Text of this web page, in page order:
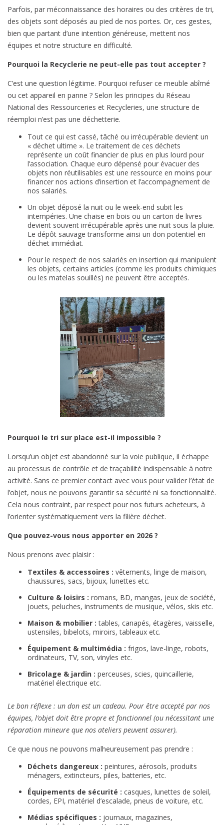
Parfois, par méconnaissance des horaires ou des critères de tri,
des objets sont déposés au pied de nos portes. Or, ces gestes,
bien que partant d’une intention généreuse, mettent nos
équipes et notre structure en difficulté.
Pourquoi la Recyclerie ne peut-elle pas tout accepter ?
C’est une question légitime. Pourquoi refuser ce meuble abîmé
ou cet appareil en panne ? Selon les principes du Réseau
National des Ressourceries et Recycleries, une structure de
réemploi n’est pas une déchetterie.
Tout ce qui est cassé, tâché ou irrécupérable devient un
« déchet ultime ». Le traitement de ces déchets
représente un coût financier de plus en plus lourd pour
l’association. Chaque euro dépensé pour évacuer des
objets non réutilisables est une ressource en moins pour
financer nos actions d’insertion et l’accompagnement de
nos salariés.
Un objet déposé la nuit ou le week-end subit les
intempéries. Une chaise en bois ou un carton de livres
devient souvent irrécupérable après une nuit sous la pluie.
Le dépôt sauvage transforme ainsi un don potentiel en
déchet immédiat.
Pour le respect de nos salariés en insertion qui manipulent
les objets, certains articles (comme les produits chimiques
ou les matelas souillés) ne peuvent être acceptés.
Pourquoi le tri sur place est-il impossible ?
Lorsqu’un objet est abandonné sur la voie publique, il échappe
au processus de contrôle et de traçabilité indispensable à notre
activité. Sans ce premier contact avec vous pour valider l’état de
l’objet, nous ne pouvons garantir sa sécurité ni sa fonctionnalité.
Cela nous contraint, par respect pour nos futurs acheteurs, à
l’orienter systématiquement vers la filière déchet.
Que pouvez-vous nous apporter en 2026 ?
Nous prenons avec plaisir :
Textiles & accessoires : vêtements, linge de maison,
chaussures, sacs, bijoux, lunettes etc.
Culture & loisirs : romans, BD, mangas, jeux de société,
jouets, peluches, instruments de musique, vélos, skis etc.
Maison & mobilier : tables, canapés, étagères, vaisselle,
ustensiles, bibelots, miroirs, tableaux etc.
Équipement & multimédia : frigos, lave-linge, robots,
ordinateurs, TV, son, vinyles etc.
Bricolage & jardin : perceuses, scies, quincaillerie,
matériel électrique etc.
Le bon réflexe : un don est un cadeau. Pour être accepté par nos
équipes, l’objet doit être propre et fonctionnel (ou nécessitant une
réparation mineure que nos ateliers peuvent assurer).
Ce que nous ne pouvons malheureusement pas prendre :
Déchets dangereux : peintures, aérosols, produits
ménagers, extincteurs, piles, batteries, etc.
Équipements de sécurité : casques, lunettes de soleil,
cordes, EPI, matériel d’escalade, pneus de voiture, etc.
Médias spécifiques : journaux, magazines,